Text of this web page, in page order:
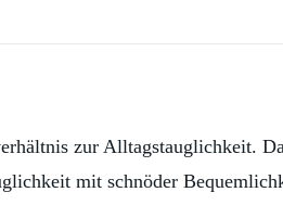
zur Alltagstauglichkeit.
mit schnöder